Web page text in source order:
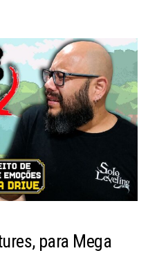
para Mega